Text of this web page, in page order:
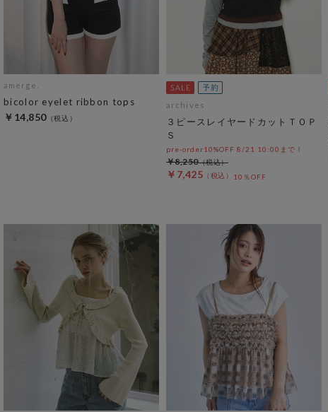
amerge.
bicolor eyelet ribbon tops
￥14,850
archives
３ピースレイヤードカットＴＯＰ
Ｓ
pre-order10%OFF 8/21 10:00まで！
￥7,425 10％OFF
￥8,250